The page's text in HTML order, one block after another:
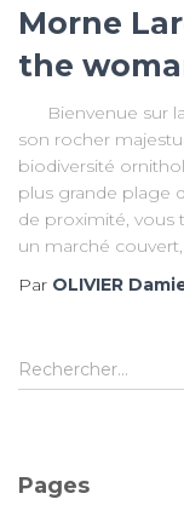
Morne
the
Bienvenue sur
son rocher
biodiversité
plus grande plage
de proximité, vous
un marché
Par OLIVIER
R
e
r
Rechercher…
Pages